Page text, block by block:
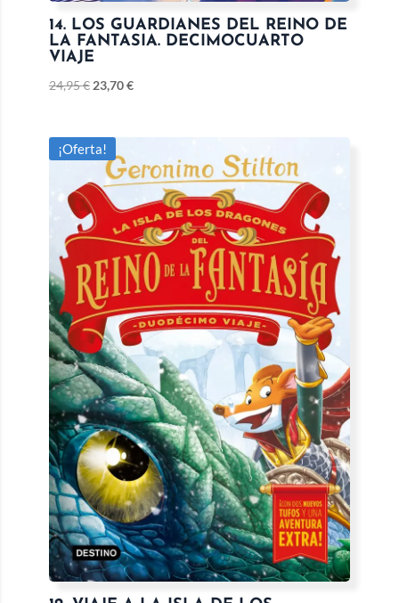
14. LOS GUARDIANES DEL REINO DE
LA FANTASIA. DECIMOCUARTO
VIAJE
24,95€ 23,70€
¡Oferta!